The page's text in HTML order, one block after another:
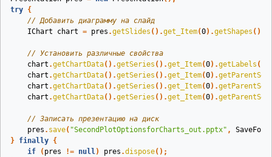
try {
// Добавить диаграмму на слайд
IChart
chart = pres .getSlides ().get_Item(0).getShapes ().
// Установить различные свойства
chart .getChartData().getSeries ().get_Item(0).getLabels ().
chart .getChartData().getSeries ().get_Item(0).
chart .getChartData().getSeries ().get_Item(0).
chart .getChartData().getSeries ().get_Item(0).
// Записать презентацию на диск
pres . save( "SecondPlotOptionsforCharts_out.pptx" ,
} finally {
if
( pres != null) pres .dispose();